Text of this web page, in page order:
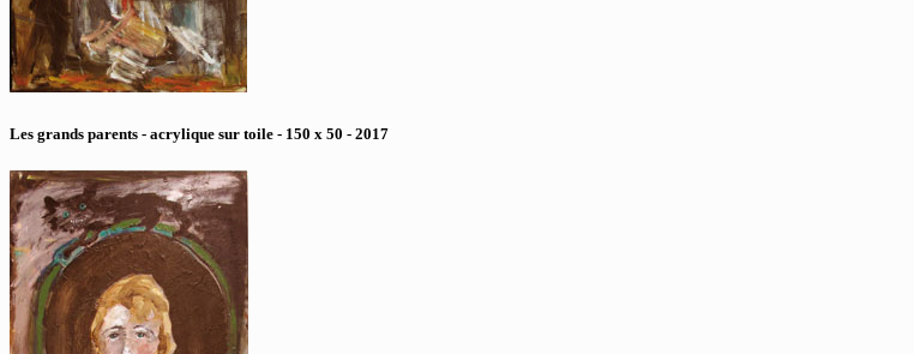
Les grands parents - acrylique sur toile - 150 x 50 - 2017